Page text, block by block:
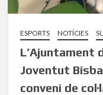
ESPORTS NOTÍCIES
L’Ajuntament
Joventut
conveni de